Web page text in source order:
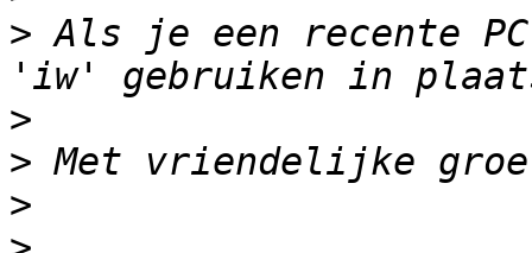
> Als je een recente
>
>
>